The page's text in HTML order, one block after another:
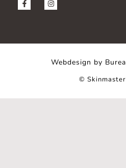
Webdesign by
©